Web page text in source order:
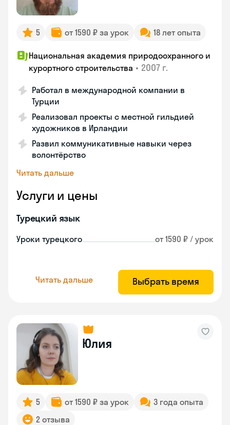
5 от 1590 ₽ за урок 18 лет опыта
Национальная академия природоохранного и
курортного строительства • 2007 г.
Работал в международной компании в
Турции
Реализовал проекты с местной гильдией
художников в Ирландии
Развил коммуникативные навыки через
волонтёрство
Читать дальше
Услуги и цены
Турецкий язык
Уроки турецкого от 1590 ₽ / урок
Читать дальше Выбрать время
Юлия
5 от 1590 ₽ за урок
3 года опыта
2 отзыва